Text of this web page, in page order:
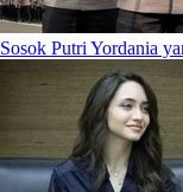
Sosok Putri Yordania